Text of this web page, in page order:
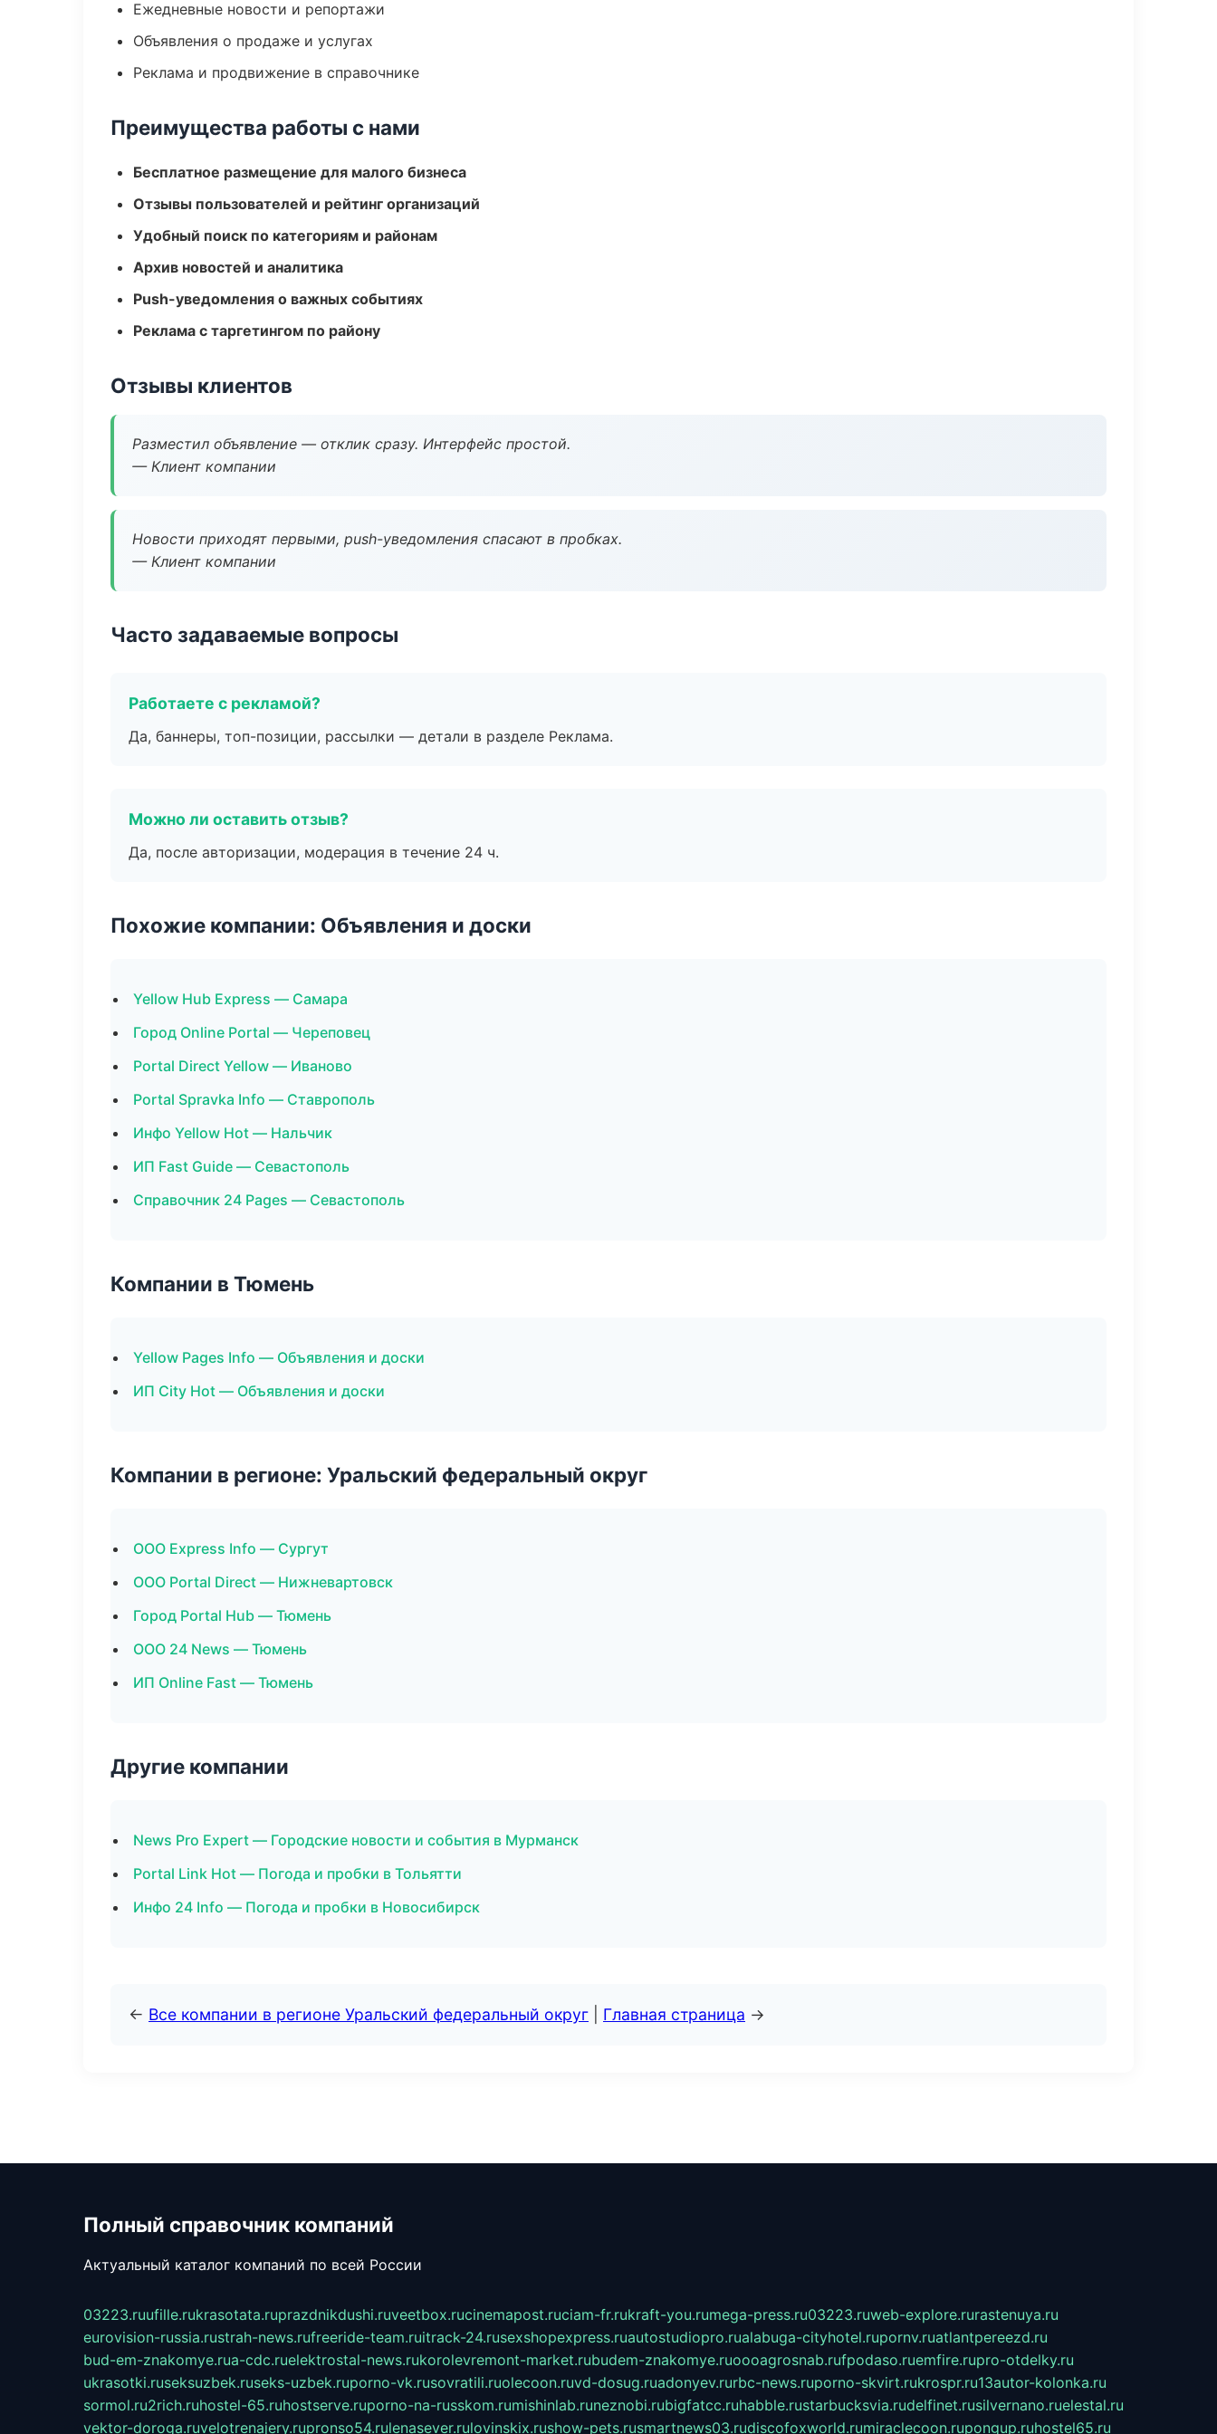
Ежедневные новости и репортажи
Объявления о продаже и услугах
Реклама и продвижение в справочнике
Преимущества работы с нами
Бесплатное размещение для малого бизнеса
Отзывы пользователей и рейтинг организаций
Удобный поиск по категориям и районам
Архив новостей и аналитика
Push-уведомления о важных событиях
Реклама с таргетингом по району
Отзывы клиентов
Разместил объявление — отклик сразу. Интерфейс простой.
— Клиент компании
Новости приходят первыми, push-уведомления спасают в пробках.
— Клиент компании
Часто задаваемые вопросы
Работаете с рекламой?
Да, баннеры, топ-позиции, рассылки — детали в разделе Реклама.
Можно ли оставить отзыв?
Да, после авторизации, модерация в течение 24 ч.
Похожие компании: Объявления и доски
Yellow Hub Express — Самара
Город Online Portal — Череповец
Portal Direct Yellow — Иваново
Portal Spravka Info — Ставрополь
Инфо Yellow Hot — Нальчик
ИП Fast Guide — Севастополь
Справочник 24 Pages — Севастополь
Компании в Тюмень
Yellow Pages Info — Объявления и доски
ИП City Hot — Объявления и доски
Компании в регионе: Уральский федеральный округ
ООО Express Info — Сургут
ООО Portal Direct — Нижневартовск
Город Portal Hub — Тюмень
ООО 24 News — Тюмень
ИП Online Fast — Тюмень
Другие компании
News Pro Expert — Городские новости и события в Мурманск
Portal Link Hot — Погода и пробки в Тольятти
Инфо 24 Info — Погода и пробки в Новосибирск
← Все компании в регионе Уральский федеральный округ Главная страница →
Полный справочник компаний
Актуальный каталог компаний по всей России
03223.ruufille.rukrasotata.ruprazdnikdushi.ruveetbox.rucinemapost.ruciam-fr.rukraft-you.rumega-press.ru03223.ruweb-explore.rurastenuya.ru
eurovision-russia.rustrah-news.rufreeride-team.ruitrack-24.rusexshopexpress.ruautostudiopro.rualabuga-cityhotel.rupornv.ruatlantpereezd.ru
bud-em-znakomye.rua-cdc.ruelektrostal-news.rukorolevremont-market.rubudem-znakomye.ruoooagrosnab.rufpodaso.ruemfire.rupro-otdelky.ru
ukrasotki.ruseksuzbek.ruseks-uzbek.ruporno-vk.rusovratili.ruolecoon.ruvd-dosug.ruadonyev.rurbc-news.ruporno-skvirt.rukrospr.ru13autor-kolonka.ru
sormol.ru2rich.ruhostel-65.ruhostserve.ruporno-na-russkom.rumishinlab.runeznobi.rubigfatcc.ruhabble.rustarbucksvia.rudelfinet.rusilvernano.ruelestal.ru
vektor-doroga.ruvelotrenajery.rupronso54.rulenasever.rulovinskix.rushow-pets.rusmartnews03.rudiscofoxworld.rumiraclecoon.rupongup.ruhostel65.ru